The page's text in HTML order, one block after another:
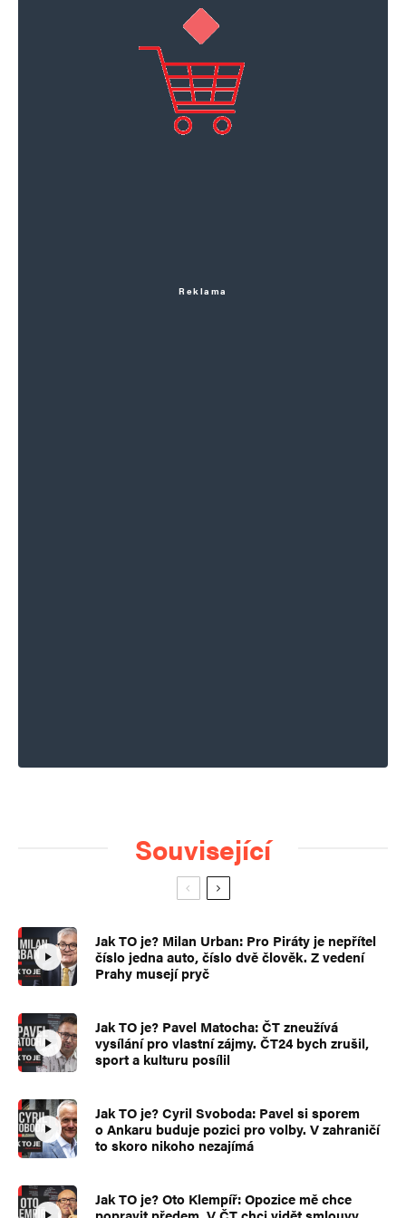
Reklama
Související
Jak TO je? Milan Urban: Pro Piráty je nepřítel
číslo jedna auto, číslo dvě člověk. Z vedení
Prahy musejí pryč
Jak TO je? Pavel Matocha: ČT zneužívá
vysílání pro vlastní zájmy. ČT24 bych zrušil,
sport a kulturu posílil
Jak TO je? Cyril Svoboda: Pavel si sporem
o Ankaru buduje pozici pro volby. V zahraničí
to skoro nikoho nezajímá
Jak TO je? Oto Klempíř: Opozice mě chce